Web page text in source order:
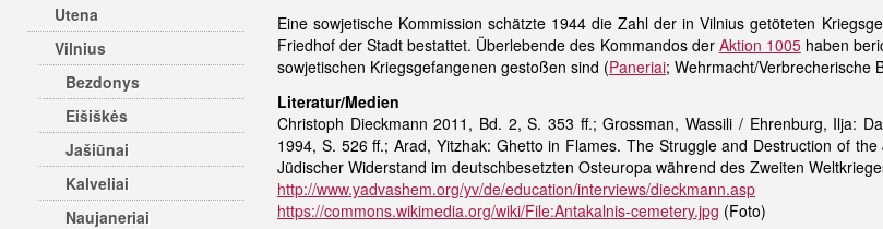
Utena
Vilnius
Bezdonys
Eišiškės
Jašiūnai
Kalveliai
Naujaneriai
Eine sowjetische Kommission schätzte 1944 die Zahl der in Vilnius getöteten
Friedhof der Stadt bestattet. Überlebende des Kommandos der Aktion 1005haben
sowjetischen Kriegsgefangenen gestoßen sind (Paneriai; Wehrmacht/Verbrecherische
Literatur/Medien
Christoph Dieckmann 2011, Bd. 2, S. 353 ff.; Grossman, Wassili / Ehrenburg, Ilja:
1994, S. 526 ff.; Arad, Yitzhak: Ghetto in Flames. The Struggle and Destruction of
Jüdischer Widerstand im deutschbesetzten Osteuropa während des Zweiten
http://www.yadvashem.org/yv/de/education/interviews/dieckmann.asp
https://commons.wikimedia.org/wiki/File:Antakalnis-cemetery.jpg (Foto)